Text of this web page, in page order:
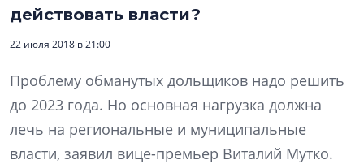
действовать власти?
22 июля 2018 в 21:00
Проблему обманутых дольщиков надо решить
до 2023 года. Но основная нагрузка должна
лечь на региональные и муниципальные
власти, заявил вице-премьер Виталий Мутко.